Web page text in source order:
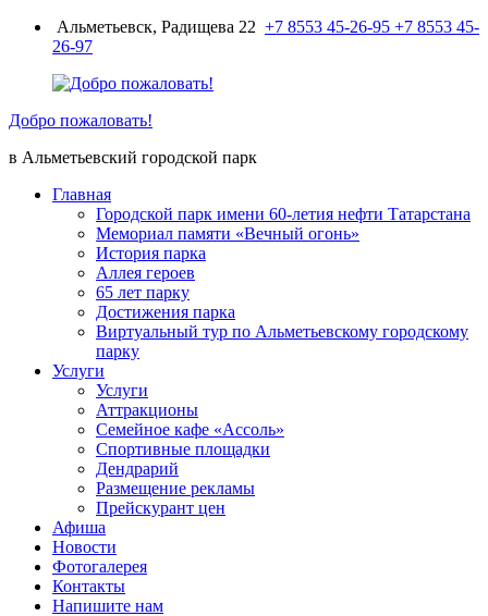
ПерейтиАльметьевск, Радищева 22 +7 8553 45-26-95 +7 8553 45-
26-97
Добро пожаловать!
в Альметьевский городской парк
Главная
Городской парк имени 60-летия нефти Татарстана
Мемориал памяти «Вечный огонь»
История парка
Аллея героев
65 лет парку
Достижения парка
Виртуальный тур по Альметьевскому городскому
парку
Услуги
Услуги
Аттракционы
Семейное кафе «Ассоль»
Спортивные площадки
Дендрарий
Размещение рекламы
Прейскурант цен
Афиша
Новости
Фотогалерея
Контакты
Напишите нам